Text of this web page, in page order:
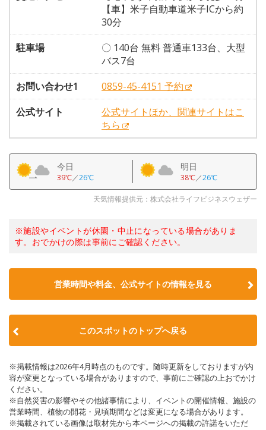
【車】米子自動車道米子ICから約
30分
駐車場
〇 140台 無料 普通車133台、大型
バス7台
お問い合わせ1
0859-45-4151 予約
公式サイト
公式サイトほか、関連サイトはこ
ちら
今日
39℃／26℃
明日
38℃／26℃
天気情報提供元：株式会社ライフビジネスウェザー
※施設やイベントが休園・中止になっている場合がありま
す。おでかけの際は事前にご確認ください。
営業時間や料金、公式サイトの情報を見る
このスポットのトップへ戻る
※掲載情報は2026年4月時点のものです。随時更新をしておりますが内
容が変更となっている場合がありますので、事前にご確認の上おでかけ
ください。
※自然災害の影響やその他諸事情により、イベントの開催情報、施設の
営業時間、植物の開花・見頃期間などは変更になる場合があります。
※掲載されている画像は取材先から本ページへの掲載の許諾をいただ